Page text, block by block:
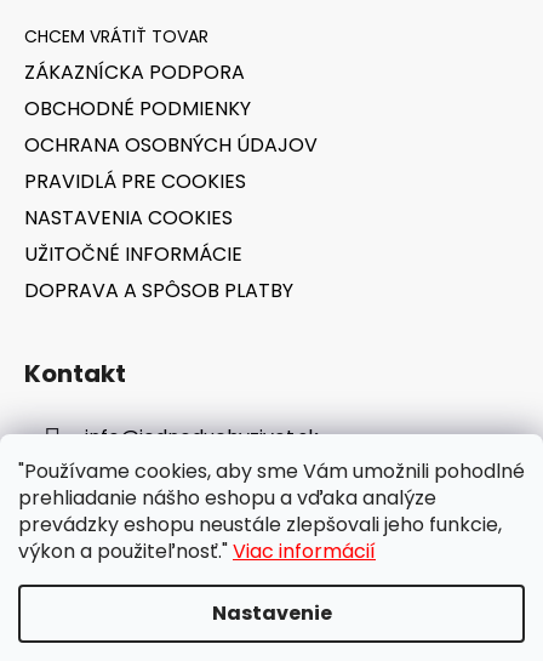
"Používame cookies, aby sme Vám umožnili pohodlné
prehliadanie nášho eshopu a vďaka analýze
prevádzky eshopu neustále zlepšovali jeho funkcie,
výkon a použiteľnosť."Viac informácií
Nastavenie
ZÁKAZNÍCKA PODPORA
OBCHODNÉ PODMIENKY
OCHRANA OSOBNÝCH ÚDAJOV
PRAVIDLÁ PRE COOKIES
NASTAVENIA COOKIES
UŽITOČNÉ INFORMÁCIE
DOPRAVA A SPÔSOB PLATBY
Kontakt
info@jednoduchyzivot.sk
E-shop: 0948 647 767